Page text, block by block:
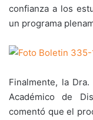
confianza a los
un programa
Finalmente, la
Académico de
comentó que el